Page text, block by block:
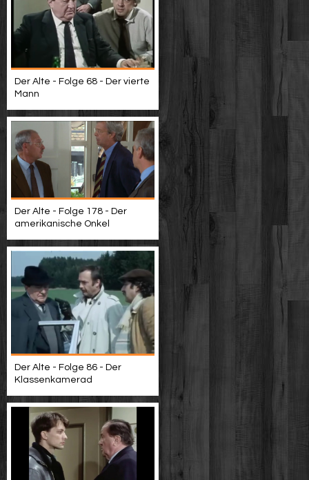
Der Alte - Folge 68 - Der vierte
Mann
Der Alte - Folge 178 - Der
amerikanische Onkel
Der Alte - Folge 86 - Der
Klassenkamerad